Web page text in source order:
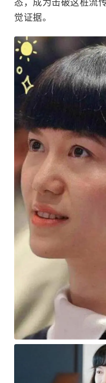
态，成为击破这桩流
觉证据。